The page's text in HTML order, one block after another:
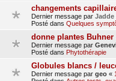
changements
Dernier message par Jadde
Posté dans Quelques
donne plantes Buhner
Dernier message par
Posté dans Phytothérapie
Globules blancs /
Dernier message par geo «